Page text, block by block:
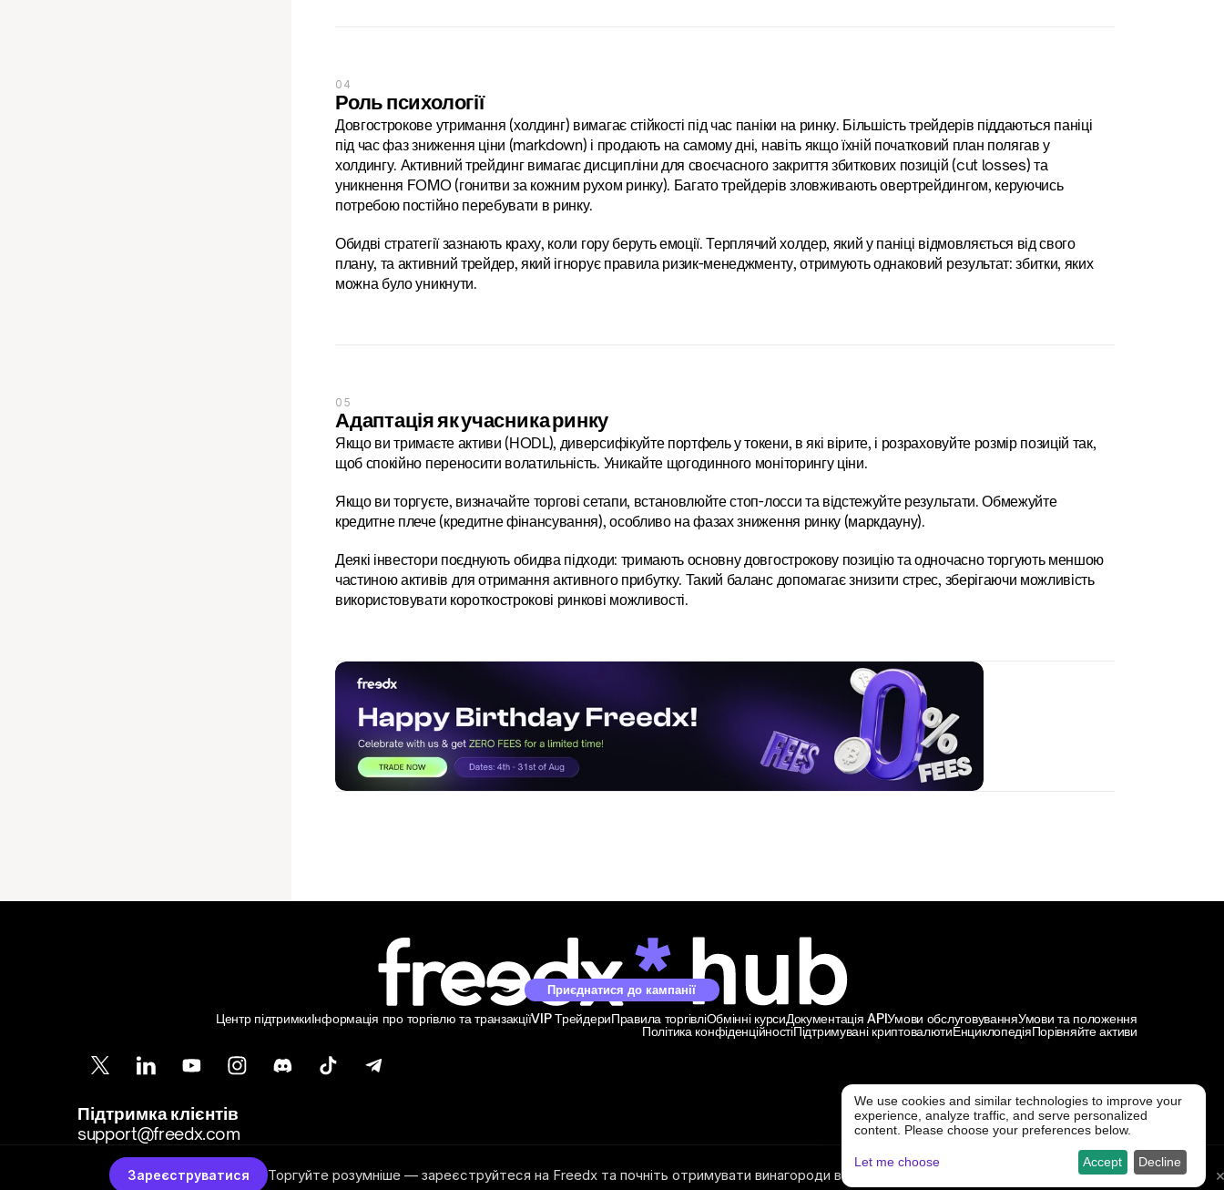
04
Роль психології
Довгострокове утримання (холдинг) вимагає стійкості під час паніки на ринку. Більшість трейдерів піддаються паніці
під час фаз зниження ціни (markdown) і продають на самому дні, навіть якщо їхній початковий план полягав у
холдингу. Активний трейдинг вимагає дисципліни для своєчасного закриття збиткових позицій (cut losses) та
уникнення FOMO (гонитви за кожним рухом ринку). Багато трейдерів зловживають овертрейдингом, керуючись
потребою постійно перебувати в ринку.
Обидві стратегії зазнають краху, коли гору беруть емоції. Терплячий холдер, який у паніці відмовляється від свого
плану, та активний трейдер, який ігнорує правила ризик-менеджменту, отримують однаковий результат: збитки, яких
можна було уникнути.
05
Адаптація як учасника ринку
Якщо ви тримаєте активи (HODL), диверсифікуйте портфель у токени, в які вірите, і розраховуйте розмір позицій так,
щоб спокійно переносити волатильність. Уникайте щогодинного моніторингу ціни.
Якщо ви торгуєте, визначайте торгові сетапи, встановлюйте стоп-лосси та відстежуйте результати. Обмежуйте
кредитне плече (кредитне фінансування), особливо на фазах зниження ринку (маркдауну).
Деякі інвестори поєднують обидва підходи: тримають основну довгострокову позицію та одночасно торгують меншою
частиною активів для отримання активного прибутку. Такий баланс допомагає знизити стрес, зберігаючи можливість
використовувати короткострокові ринкові можливості.
Зареєструватися Торгуйте розумніше — зареєструйтеся на Freedx та почніть отримувати винагороди вже сьогодні.
Приєднатися до кампанії
Центр підтримкиІнформація про торгівлю та транзакціїVIP ТрейдериПравила торгівліОбмінні курсиДокументація APIУмови обслуговуванняУмови та положення
Політика конфіденційностіПідтримувані криптовалютиЕнциклопедіяПорівняйте активи
Підтримка клієнтів
support@freedx.com
@ Freedx 2026
We use cookies and similar technologies to improve your
experience, analyze traffic, and serve personalized
content. Please choose your preferences below.
Let me choose Decline
Accept